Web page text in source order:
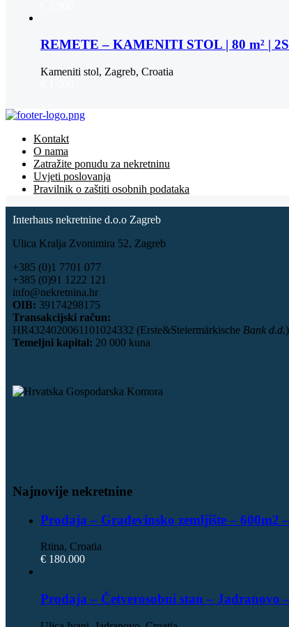
REMETE – KAMENITI STOL | 80 m² |
Kameniti stol, Zagreb, Croatia
Kontakt
O nama
Zatražite ponudu za nekretninu
Uvjeti poslovanja
Pravilnik o zaštiti osobnih podataka
Interhaus nekretnine d.o.o Zagreb
Ulica Kralja Zvonimira 52, Zagreb
+385 (0)1 7701 077
+385 (0)91 1222 121
info@nekretnina.hr
OIB: 39174298175
Transakcijski račun:
HR4324020061101024332 (Erste&Steiermärkische Bank d.d.)
Temeljni kapital: 20 000 kuna
Najnovije nekretnine
Prodaja – Građevinsko zemljište – 600m2
Rtina, Croatia
€ 180.000
Prodaja – Četverosobni stan – Jadranovo